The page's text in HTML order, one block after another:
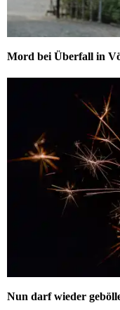
Mord bei Überfall in
Nun darf wieder